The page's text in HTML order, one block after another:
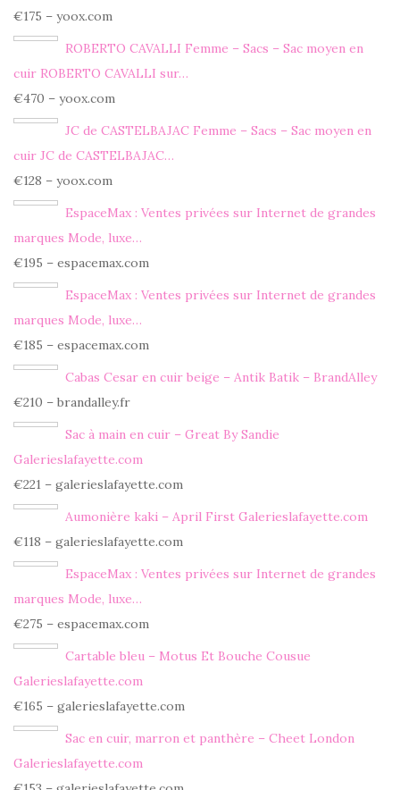
€175 – yoox.com
ROBERTO CAVALLI Femme – Sacs – Sac moyen en
cuir ROBERTO CAVALLI sur…
€470 – yoox.com
JC de CASTELBAJAC Femme – Sacs – Sac moyen en
cuir JC de CASTELBAJAC…
€128 – yoox.com
EspaceMax : Ventes privées sur Internet de grandes
marques Mode, luxe…
€195 – espacemax.com
EspaceMax : Ventes privées sur Internet de grandes
marques Mode, luxe…
€185 – espacemax.com
Cabas Cesar en cuir beige – Antik Batik – BrandAlley
€210 – brandalley.fr
Sac à main en cuir – Great By Sandie
Galerieslafayette.com
€221 – galerieslafayette.com
Aumonière kaki – April First Galerieslafayette.com
€118 – galerieslafayette.com
EspaceMax : Ventes privées sur Internet de grandes
marques Mode, luxe…
€275 – espacemax.com
Cartable bleu – Motus Et Bouche Cousue
Galerieslafayette.com
€165 – galerieslafayette.com
Sac en cuir, marron et panthère – Cheet London
Galerieslafayette.com